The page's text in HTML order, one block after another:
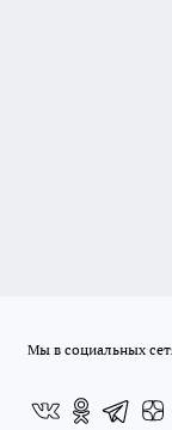
Мы в социальных